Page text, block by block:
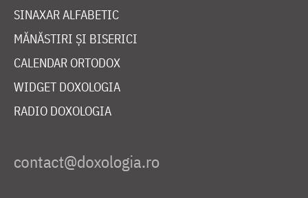
SINAXAR ALFABETIC
MĂNĂSTIRI ȘI BISERICI
CALENDAR ORTODOX
WIDGET DOXOLOGIA
RADIO DOXOLOGIA